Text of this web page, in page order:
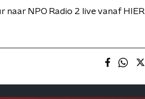
NPO Radio 2 live vanaf HIER